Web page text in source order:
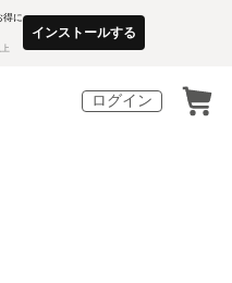
得に
インストールする
ログイン